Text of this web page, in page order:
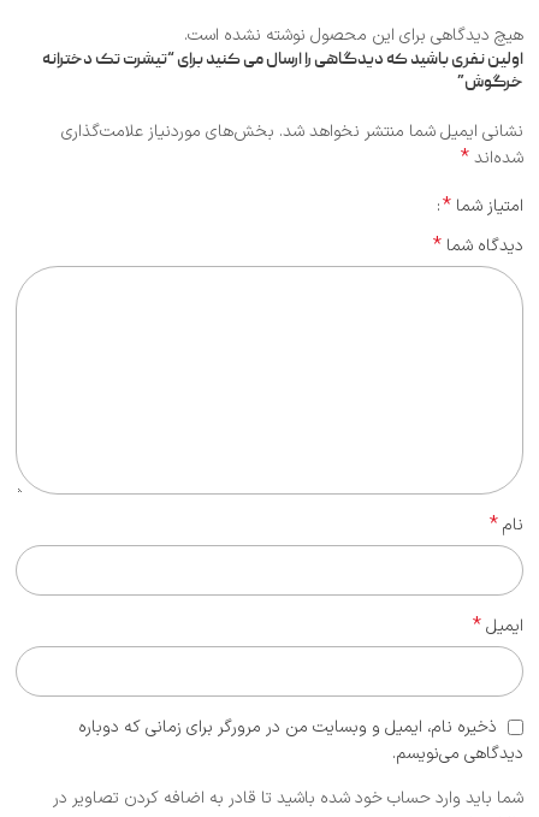
هیچ دیدگاهی برای این محصول نوشته نشده است.
اولین نفری باشید که دیدگاهی را ارسال می کنید برای “تیشرت تک دخترانه
خرگوش”
نشانی ایمیل شما منتشر نخواهد شد. بخش‌های موردنیاز علامت‌گذاری
شده‌اند*
امتیاز شما *
دیدگاه شما *
نام*
ایمیل*
ذخیره نام، ایمیل و وبسایت من در مرورگر برای زمانی که دوباره
دیدگاهی می‌نویسم.
شما باید وارد حساب خود شده باشید تا قادر به اضافه کردن تصاویر در